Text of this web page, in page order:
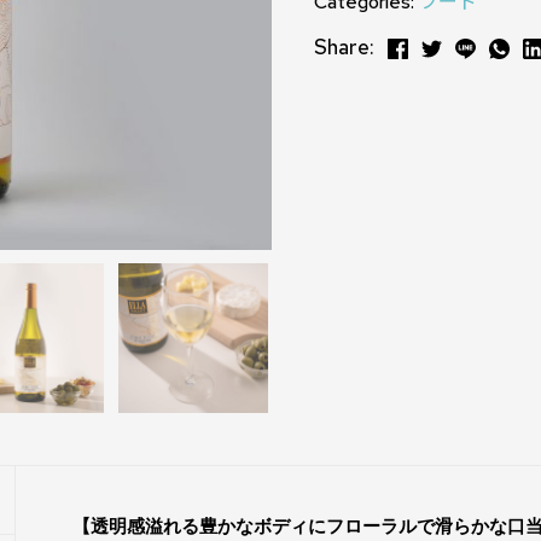
Share:
【透明感溢れる豊かなボディにフローラルで滑らかな口